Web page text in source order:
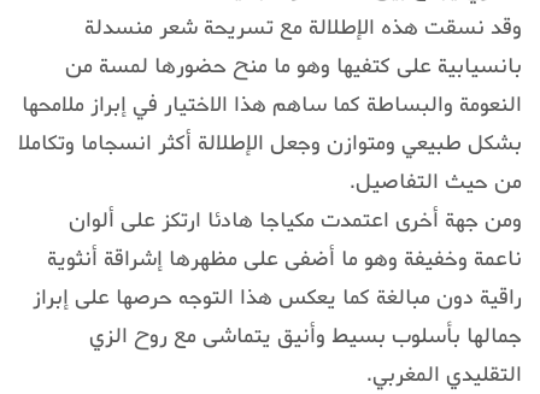
وقد نسقت هذه الإطلالة مع تسريحة شعر منسدلة
بانسيابية على كتفيها وهو ما منح حضورها لمسة من
النعومة والبساطة كما ساهم هذا الاختيار في إبراز ملامحها
بشكل طبيعي ومتوازن وجعل الإطلالة أكثر انسجاما وتكاملا
من حيث التفاصيل.
ومن جهة أخرى اعتمدت مكياجا هادئا ارتكز على ألوان
ناعمة وخفيفة وهو ما أضفى على مظهرها إشراقة أنثوية
راقية دون مبالغة كما يعكس هذا التوجه حرصها على إبراز
جمالها بأسلوب بسيط وأنيق يتماشى مع روح الزي
التقليدي المغربي.